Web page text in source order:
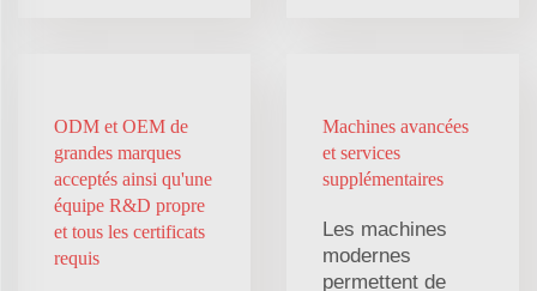
ODM et OEM de
grandes marques
acceptés ainsi qu'une
équipe R&D propre
et tous les certificats
requis
Machines avancées
et services
supplémentaires
Les machines
modernes
permettent de